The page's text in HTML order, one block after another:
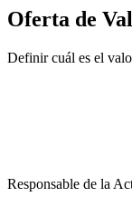
Oferta de
Definir cuál es el
Responsable de